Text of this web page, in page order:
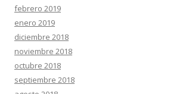
febrero 2019
enero 2019
diciembre 2018
noviembre 2018
octubre 2018
septiembre 2018